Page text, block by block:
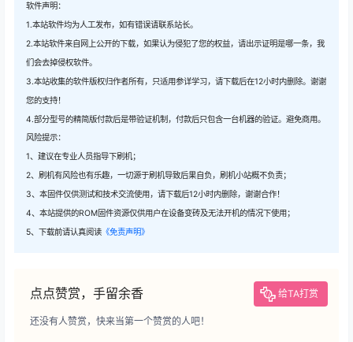
软件声明：
1.本站软件均为人工发布，如有错误请联系站长。
2.本站软件来自网上公开的下载，如果认为侵犯了您的权益，请出示证明是哪一条，我
们会去掉侵权软件。
3.本站收集的软件版权归作者所有，只适用参详学习，请下载后在12小时内删除。谢谢
您的支持！
4.部分型号的精简版付款后是带验证机制，付款后只包含一台机器的验证。避免商用。
风险提示：
1、建议在专业人员指导下刷机；
2、刷机有风险也有乐趣，一切源于刷机导致后果自负，刷机小站概不负责；
3、本固件仅供测试和技术交流使用，请下载后12小时内删除，谢谢合作！
4、本站提供的ROM固件资源仅供用户在设备变砖及无法开机的情况下使用；
5、下载前请认真阅读 《免责声明》
点点赞赏，手留余香 给TA打赏
还没有人赞赏，快来当第一个赞赏的人吧！